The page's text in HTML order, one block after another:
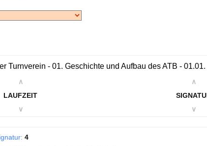
Turnverein - 01. Geschichte und Aufbau des ATB -
∧
LAUFZEIT
∨
∧
∨
4